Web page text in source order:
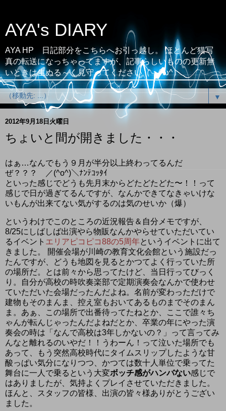
AYA's DIARY
AYA HP 日記部分をこちらへお引っ越し。 ほとんど猫写
真の転送になっちゃってますが、記事らしいものの更新無
いときは生ぬる～く見守ってください（；^ω^）
▼
2012年9月18日火曜日
ちょいと間が開きました・・・
はぁ…なんでもう９月が半分以上終わってるんだ
ぜ？？？ ／(^o^)＼ﾅﾝﾃｺｯﾀｲ
といった感じでどうも先月末からどたどたどた〜！！って
感じで日が過ぎてるんですが、なんかできてなきゃいけな
いもんが出来てない気がするのは気のせいか（爆）
というわけでこのところの近況報告＆自分メモですが、
8/25にしばしば出演やら物販なんかやらせていただいてい
るイベント エリアピコピコ88の5周年というイベントに出て
きました。 開催会場が川崎の教育文化会館という施設だっ
たんですが、どうも地図を見るとかつてよく行っていた所
の場所だ。とは前々から思ってたけど、当日行ってびっく
り。自分が高校の時吹奏楽部で定期演奏会なんかで使わせ
ていただいた会場だったんだよね。名前が変わっただけで
建物もそのまんま、控え室もおいてあるものまでそのまん
ま。あぁ、この場所で出番待ってたねとか、ここで誰々ち
ゃんが転んじゃったんだよねだとか、卒業の年にやった演
奏会の時は「なんで高校は3年しかないの？」って言ってみ
んなと離れるのいやだ！！うわーん！って泣いた場所でも
あって、もう突然高校時代にタイムスリップしたような甘
酸っぱい気分になりつつ、かつては数十人単位で乗ってた
舞台に一人で乗るという大変ボッチ感がハンバない感じで
はありましたが、気持よくプレイさせていただきました。
ほんと、スタッフの皆様、出演の皆々様ありがとうござい
ました。